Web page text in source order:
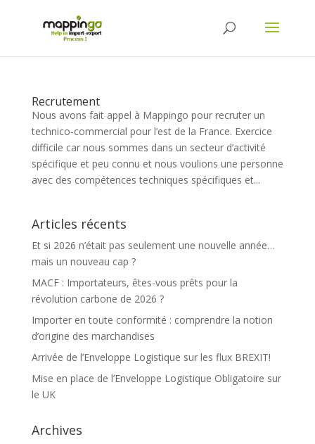
Recrutement
Nous avons fait appel à Mappingo pour recruter un
technico-commercial pour l’est de la France. Exercice
difficile car nous sommes dans un secteur d’activité
spécifique et peu connu et nous voulions une personne
avec des compétences techniques spécifiques et...
Articles récents
Et si 2026 n’était pas seulement une nouvelle année…
mais un nouveau cap ?
MACF : Importateurs, êtes-vous prêts pour la
révolution carbone de 2026 ?
Importer en toute conformité : comprendre la notion
d’origine des marchandises
Arrivée de l’Enveloppe Logistique sur les flux BREXIT!
Mise en place de l’Enveloppe Logistique Obligatoire sur
le UK
Archives